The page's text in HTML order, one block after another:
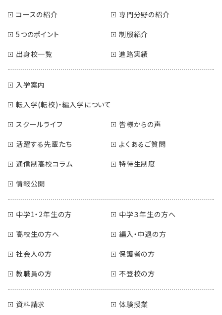
コースの紹介
専門分野の紹介
5つのポイント
制服紹介
出身校一覧
進路実績
入学案内
転入学(転校)・編入学について
スクールライフ
皆様からの声
活躍する先輩たち
よくあるご質問
通信制高校コラム
特待生制度
情報公開
中学1・2年生の方
中学３年生の方へ
高校生の方へ
編入・中退の方
社会人の方
保護者の方
教職員の方
不登校の方
資料請求 体験授業